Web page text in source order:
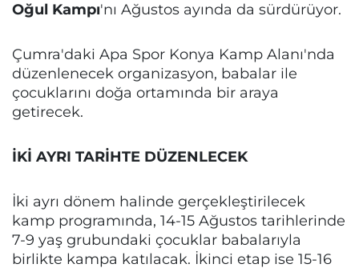
Oğul Kampı'nı Ağustos ayında da sürdürüyor.
Çumra'daki Apa Spor Konya Kamp Alanı'nda
düzenlenecek organizasyon, babalar ile
çocuklarını doğa ortamında bir araya
getirecek.
İKİ AYRI TARİHTE DÜZENLECEK
İki ayrı dönem halinde gerçekleştirilecek
kamp programında, 14-15 Ağustos tarihlerinde
7-9 yaş grubundaki çocuklar babalarıyla
birlikte kampa katılacak. İkinci etap ise 15-16